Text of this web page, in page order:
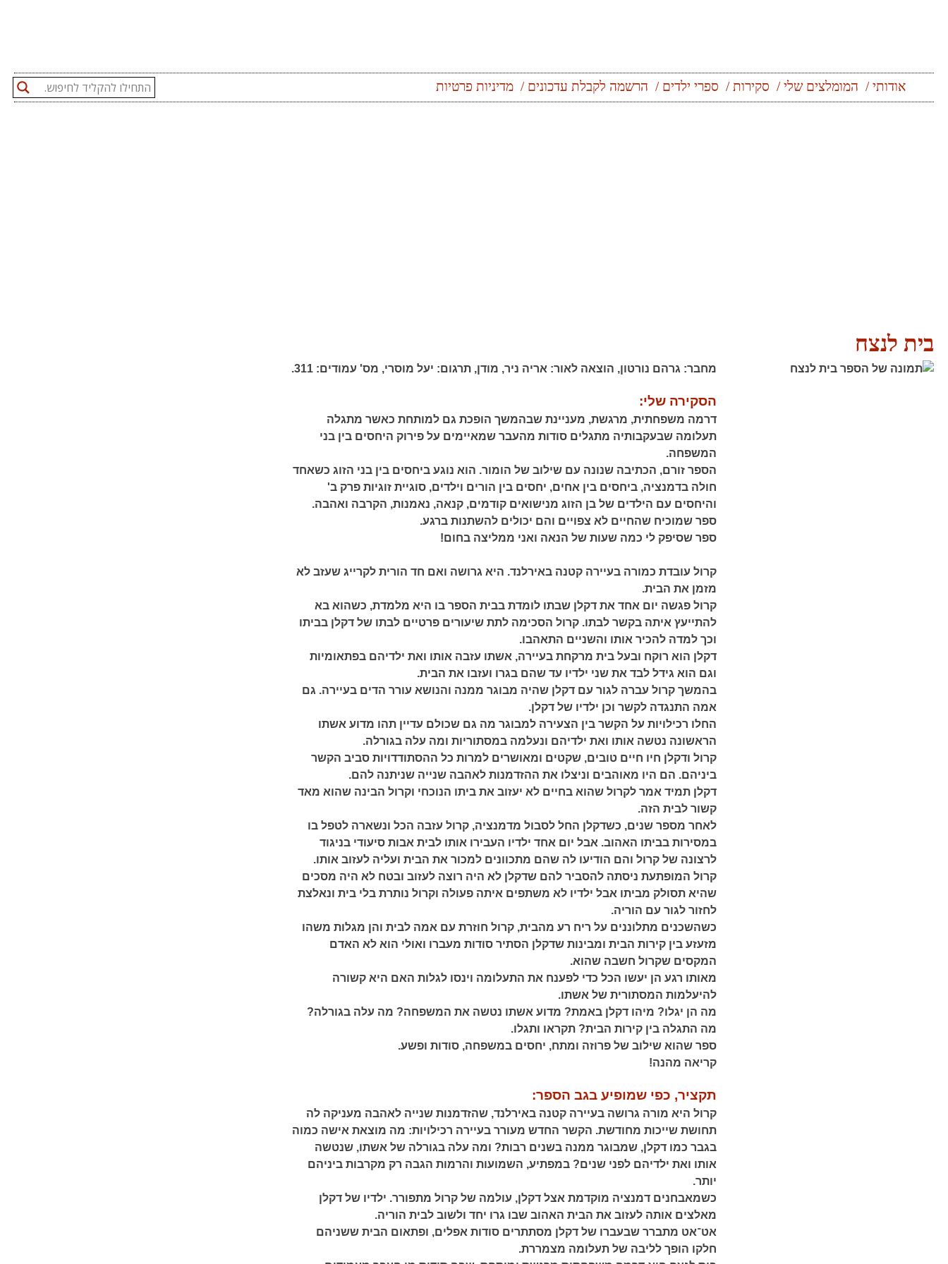
אודותי המומלצים שלי סקירות ספרי ילדים הרשמה לקבלת עדכונים מדיניות פרטיות
בית לנצח
מחבר: גרהם נורטון, הוצאה לאור: אריה ניר, מודן, תרגום: יעל מוסרי, מס' עמודים:
הסקירה שלי:
דרמה משפחתית, מרגשת, מעניינת שבהמשך הופכת גם למותחת כאשר מתגלה
תעלומה שבעקבותיה מתגלים סודות מהעבר שמאיימים על פירוק היחסים בין בני
המשפחה.
הספר זורם, הכתיבה שנונה עם שילוב של הומור. הוא נוגע ביחסים בין בני הזוג כשאחד
חולה בדמנציה, ביחסים בין אחים, יחסים בין הורים וילדים, סוגיית זוגיות פרק ב'
והיחסים עם הילדים של בן הזוג מנישואים קודמים, קנאה, נאמנות, הקרבה ואהבה.
ספר שמוכיח שהחיים לא צפויים והם יכולים להשתנות ברגע.
ספר שסיפק לי כמה שעות של הנאה ואני ממליצה בחום!
קרול עובדת כמורה בעיירה קטנה באירלנד. היא גרושה ואם חד הורית לקרייג שעזב לא
מזמן את הבית.
קרול פגשה יום אחד את דקלן שבתו לומדת בבית הספר בו היא מלמדת, כשהוא בא
להתייעץ איתה בקשר לבתו. קרול הסכימה לתת שיעורים פרטיים לבתו של דקלן בביתו
וכך למדה להכיר אותו והשניים התאהבו.
דקלן הוא רוקח ובעל בית מרקחת בעיירה, אשתו עזבה אותו ואת ילדיהם בפתאומיות
וגם הוא גידל לבד את שני ילדיו עד שהם בגרו ועזבו את הבית.
בהמשך קרול עברה לגור עם דקלן שהיה מבוגר ממנה והנושא עורר הדים בעיירה. גם
אמה התנגדה לקשר וכן ילדיו של דקלן.
החלו רכילויות על הקשר בין הצעירה למבוגר מה גם שכולם עדיין תהו מדוע אשתו
הראשונה נטשה אותו ואת ילדיהם ונעלמה במסתוריות ומה עלה בגורלה.
קרול ודקלן חיו חיים טובים, שקטים ומאושרים למרות כל ההסתודדויות סביב הקשר
ביניהם. הם היו מאוהבים וניצלו את ההזדמנות לאהבה שנייה שניתנה להם.
דקלן תמיד אמר לקרול שהוא בחיים לא יעזוב את ביתו הנוכחי וקרול הבינה שהוא מאד
קשור לבית הזה.
לאחר מספר שנים, כשדקלן החל לסבול מדמנציה, קרול עזבה הכל ונשארה לטפל בו
במסירות בביתו האהוב. אבל יום אחד ילדיו העבירו אותו לבית אבות סיעודי בניגוד
לרצונה של קרול והם הודיעו לה שהם מתכוונים למכור את הבית ועליה לעזוב אותו.
קרול המופתעת ניסתה להסביר להם שדקלן לא היה רוצה לעזוב ובטח לא היה מסכים
שהיא תסולק מביתו אבל ילדיו לא משתפים איתה פעולה וקרול נותרת בלי בית ונאלצת
לחזור לגור עם הוריה.
כשהשכנים מתלוננים על ריח רע מהבית, קרול חוזרת עם אמה לבית והן מגלות משהו
מזעזע בין קירות הבית ומבינות שדקלן הסתיר סודות מעברו ואולי הוא לא האדם
המקסים שקרול חשבה שהוא.
מאותו רגע הן יעשו הכל כדי לפענח את התעלומה וינסו לגלות האם היא קשורה
להיעלמות המסתורית של אשתו.
מה הן יגלו? מיהו דקלן באמת? מדוע אשתו נטשה את המשפחה? מה עלה בגורלה?
מה התגלה בין קירות הבית? תקראו ותגלו.
ספר שהוא שילוב של פרוזה ומתח, יחסים במשפחה, סודות ופשע.
קריאה מהנה!
תקציר, כפי שמופיע בגב הספר:
קרול היא מורה גרושה בעיירה קטנה באירלנד, שהזדמנות שנייה לאהבה מעניקה לה
תחושת שייכות מחודשת. הקשר החדש מעורר בעיירה רכילויות: מה מוצאת אישה כמוה
בגבר כמו דקלן, שמבוגר ממנה בשנים רבות? ומה עלה בגורלה של אשתו, שנטשה
אותו ואת ילדיהם לפני שנים? במפתיע, השמועות והרמות הגבה רק מקרבות ביניהם
יותר.
כשמאבחנים דמנציה מוקדמת אצל דקלן, עולמה של קרול מתפורר. ילדיו של דקלן
מאלצים אותה לעזוב את הבית האהוב שבו גרו יחד ולשוב לבית הוריה.
אט־אט מתברר שבעברו של דקלן מסתתרים סודות אפלים, ופתאום הבית ששניהם
חלקו הופך לליבה של תעלומה מצמררת.